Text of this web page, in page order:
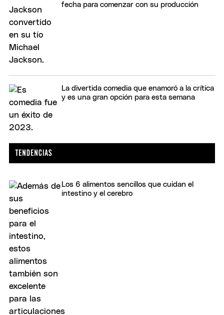
fecha para comenzar con su producción
La divertida comedia que enamoró a la crítica
y es una gran opción para esta semana
Los 6 alimentos sencillos que cuidan el
intestino y el cerebro